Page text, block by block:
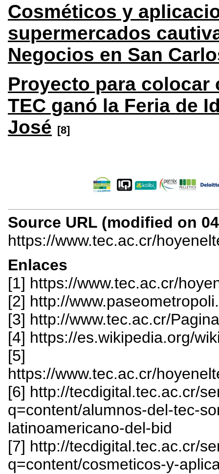
Cosméticos y
supermercados
Negocios en San
Proyecto para
TEC ganó la Feria de
José [8]
Source URL (modified on
https://www.tec.ac.cr/
Enlaces
[1] https://www.tec.ac.cr/
[2] http://
[3] http://www.tec.ac.cr/
[4] https://es.wikipedia.org/
[5]
https://www.tec.ac.cr/
[6] http://tecdigital.tec.ac.cr/
q=content/alumnos-del-tec-
latinoamericano-del-bid
[7] http://tecdigital.tec.ac.cr/
q=content/cosmeticos-y-